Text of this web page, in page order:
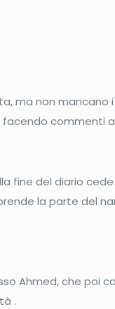
ma non mancano
commenti
fine del diario
la parte del
Ahmed, che poi
.